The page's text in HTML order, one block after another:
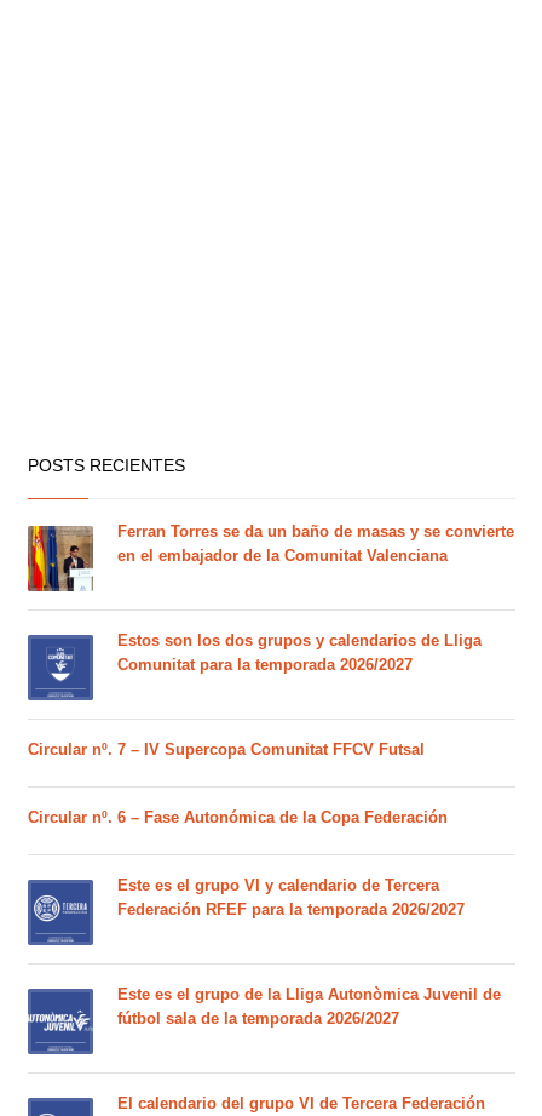
POSTS RECIENTES
Ferran Torres se da un baño de masas y se convierte
en el embajador de la Comunitat Valenciana
Estos son los dos grupos y calendarios de Lliga
Comunitat para la temporada 2026/2027
Circular nº. 7 – IV Supercopa Comunitat FFCV Futsal
Circular nº. 6 – Fase Autonómica de la Copa Federación
Este es el grupo VI y calendario de Tercera
Federación RFEF para la temporada 2026/2027
Este es el grupo de la Lliga Autonòmica Juvenil de
fútbol sala de la temporada 2026/2027
El calendario del grupo VI de Tercera Federación